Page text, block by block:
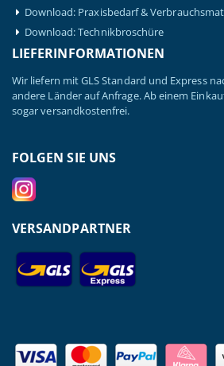
Download: Praxisbedarf &
Download: Technikbroschüre
LIEFERINFORMATIONEN
Wir liefern mit GLS Standard und Express
andere Länder auf Anfrage. Ab einem
sogar versandkostenfrei.
FOLGEN SIE UNS
VERSANDPARTNER